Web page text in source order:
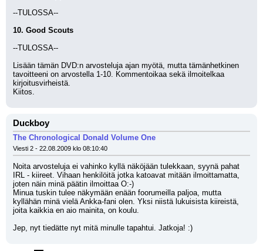
--TULOSSA--
10. Good Scouts
--TULOSSA--
Lisään tämän DVD:n arvosteluja ajan myötä, mutta tämänhetkinen
tavoitteeni on arvostella 1-10. Kommentoikaa sekä ilmoitelkaa
kirjoitusvirheistä.
Kiitos.
Duckboy
The Chronological Donald Volume One
Viesti 2 - 22.08.2009 klo 08:10:40
Noita arvosteluja ei vahinko kyllä näköjään tulekkaan, syynä pahat
IRL - kiireet. Vihaan henkilöitä jotka katoavat mitään ilmoittamatta,
joten näin minä päätin ilmoittaa O:-)
Minua tuskin tulee näkymään enään foorumeilla paljoa, mutta
kyllähän minä vielä Ankka-fani olen. Yksi niistä lukuisista kiireistä,
joita kaikkia en aio mainita, on koulu.
Jep, nyt tiedätte nyt mitä minulle tapahtui. Jatkoja! :)